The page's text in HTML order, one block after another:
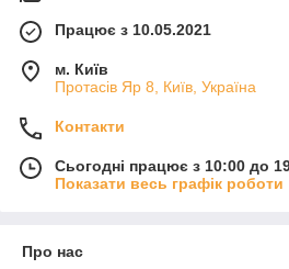
Працює з 10.05.2021
м. Київ
Протасів Яр 8, Київ, Україна
Контакти
Сьогодні працює з 10:00 до
Показати весь графік роботи
Про нас